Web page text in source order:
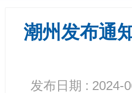
潮州发布通
发布日期 : 2024-